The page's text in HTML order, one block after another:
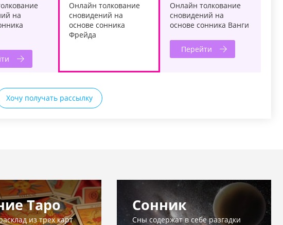
на
Онлайн толкование
сновидений на
основе сонника
Фрейда
Онлайн толкование
сновидений на
основе сонника Ванги
Перейти
Хочу получать рассылку
Таро
из трех карт
Сонник
Сны содержат в себе разгадки